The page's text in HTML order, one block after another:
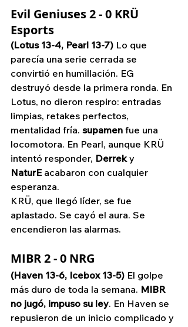
Evil Geniuses 2 - 0 KRÜ
Esports
(Lotus 13-4, Pearl 13-7) Lo que
parecía una serie cerrada se
convirtió en humillación. EG
destruyó desde la primera ronda. En
Lotus, no dieron respiro: entradas
limpias, retakes perfectos,
mentalidad fría. supamen fue una
locomotora. En Pearl, aunque KRÜ
intentó responder, Derrek y
NaturE acabaron con cualquier
esperanza.
KRÜ, que llegó líder, se fue
aplastado. Se cayó el aura. Se
encendieron las alarmas.
MIBR 2 - 0 NRG
(Haven 13-6, Icebox 13-5) El golpe
más duro de toda la semana. MIBR
no jugó, impuso su ley. En Haven se
repusieron de un inicio complicado y